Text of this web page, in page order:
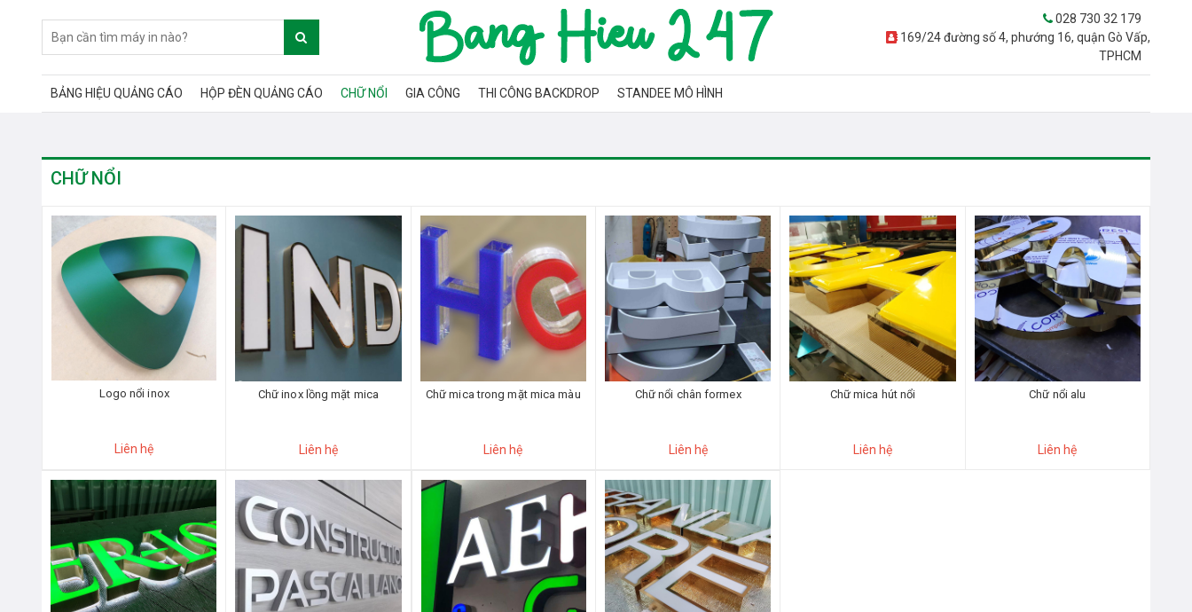
028 730 32 179
169/24 đường số 4, phướng 16, quận Gò Vấp,
TPHCM
BẢNG HIỆU QUẢNG CÁO HỘP ĐÈN QUẢNG CÁO CHỮ NỔI GIA CÔNG THI CÔNG BACKDROP STANDEE MÔ HÌNH
CHỮ NỔI
Logo nổi inox
Liên hệ
Chữ inox lồng mặt mica
Liên hệ
Chữ mica trong mặt mica màu
Liên hệ
Chữ nổi chân formex
Liên hệ
Chữ mica hút nổi
Liên hệ
Chữ nổi alu
Liên hệ